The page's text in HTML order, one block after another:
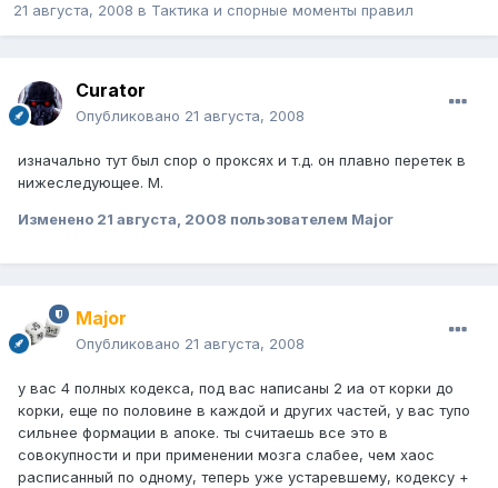
21 августа, 2008 в Тактика и спорные моменты правил
Curator
Опубликовано 21 августа, 2008
изначально тут был спор о проксях и т.д. он плавно перетек в
нижеследующее. М.
Изменено 21 августа, 2008 пользователем Major
Major
Опубликовано 21 августа, 2008
у вас 4 полных кодекса, под вас написаны 2 иа от корки до
корки, еще по половине в каждой и других частей, у вас тупо
сильнее формации в апоке. ты считаешь все это в
совокупности и при применении мозга слабее, чем хаос
расписанный по одному, теперь уже устаревшему, кодексу +